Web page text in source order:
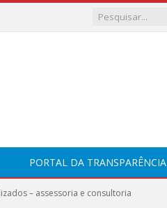
PORTAL DA TRANSPARÊNCIA
– assessoria e consultoria